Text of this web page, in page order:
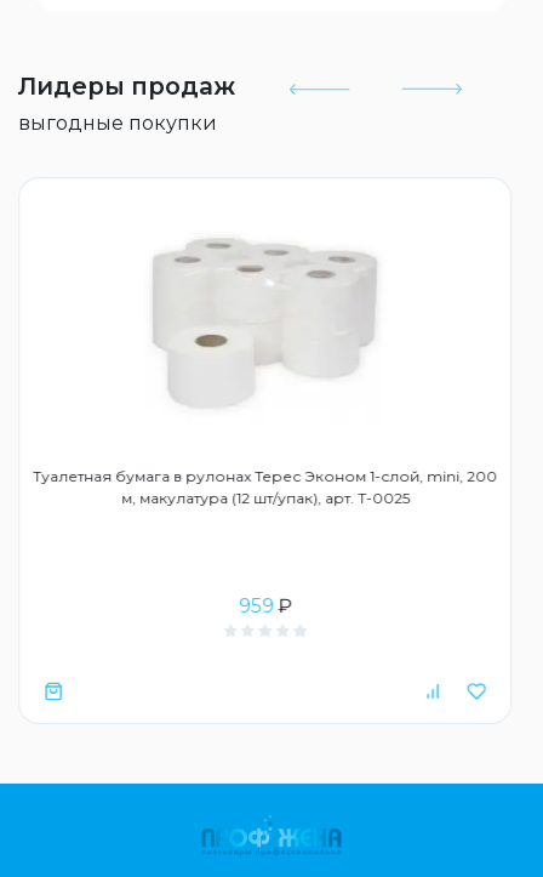
Лидеры продаж
выгодные покупки
Туалетная бумага в рулонах Терес Эконом 1-слой, mini, 200
м, макулатура (12 шт/упак), арт. Т-0025
959₽